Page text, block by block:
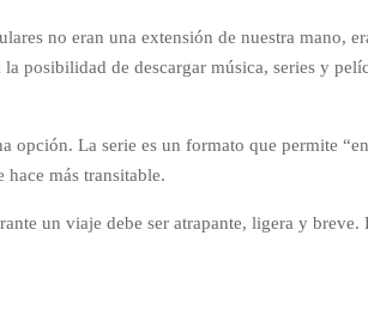
no eran una extensión de nuestra mano,
posibilidad de descargar música, series y
opción. La serie es un formato que permite
hace más transitable.
un viaje debe ser atrapante, ligera y breve.